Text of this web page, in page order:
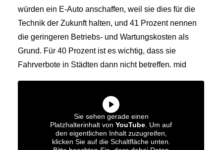
würden ein E-Auto anschaffen, weil sie dies für die
Technik der Zukunft halten, und 41 Prozent nennen
die geringeren Betriebs- und Wartungskosten als
Grund. Für 40 Prozent ist es wichtig, dass sie
Fahrverbote in Städten dann nicht betreffen. mid
Sie sehen gerade einen
Platzhalterinhalt von YouTube . Um auf
den eigentlichen Inhalt zuzugreifen,
klicken Sie auf die Schaltfläche unten.